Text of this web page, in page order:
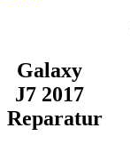
Galaxy
J7 2017
Reparatur